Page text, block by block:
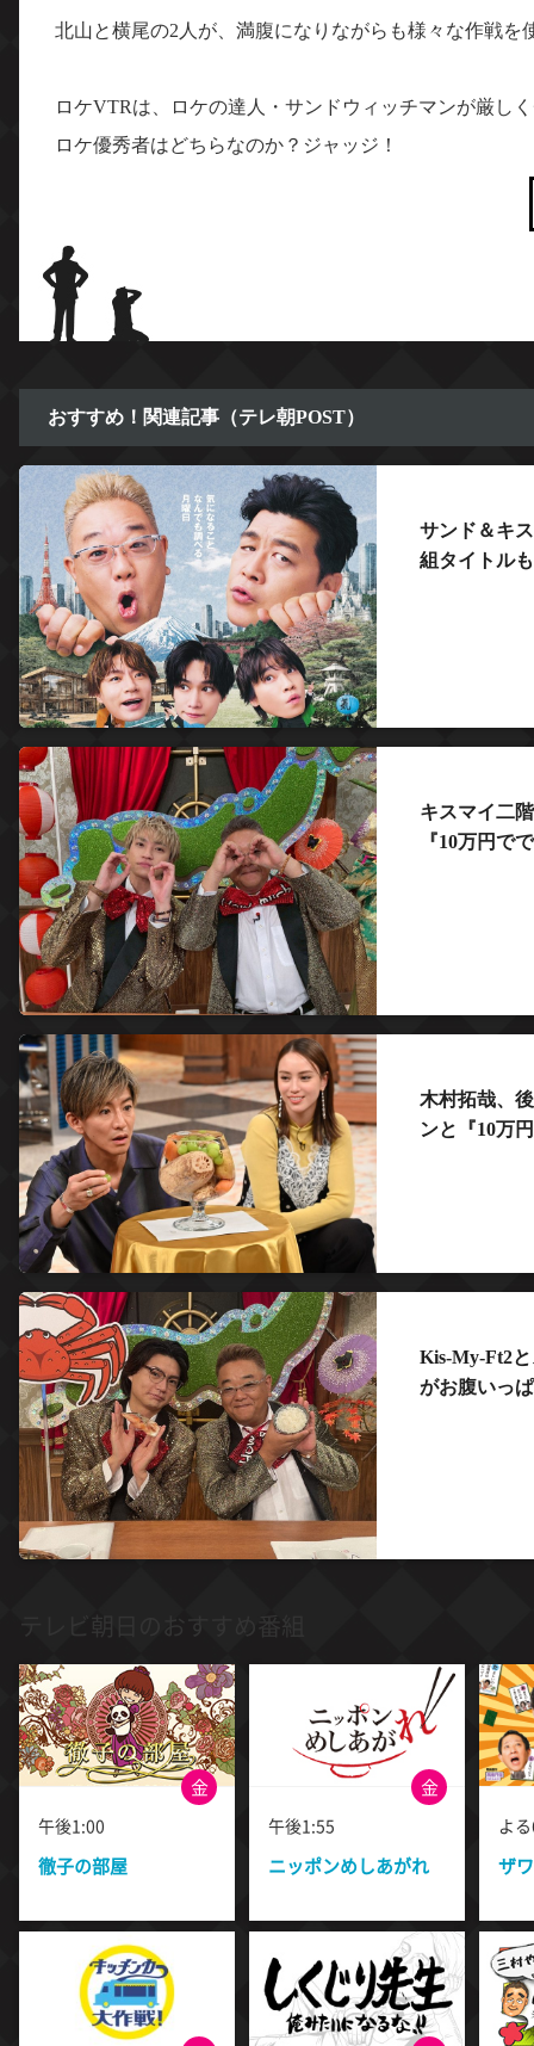
北山と横尾の2人が、満腹になりながらも様々な作戦を
ロケVTRは、ロケの達人・サンドウィッチマンが厳し
ロケ優秀者はどちらなのか？ジャッジ！
おすすめ！関連記事（テレ朝POST）
サンド＆キ
組タイトル
キスマイ二
『10万円で
木村拓哉、
ンと『10万
Kis-My-Ft2
がお腹いっ
テレビ朝日のおすすめ番組
金
午後1:00
徹子の部屋
金
午後1:55
ニッポンめしあがれ
よ
ザ